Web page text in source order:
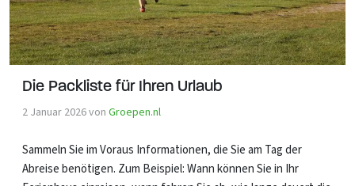
Die Packliste für Ihren Urlaub
2 Januar 2026von Groepen.nl
Sammeln Sie im Voraus Informationen, die Sie am Tag der
Abreise benötigen. Zum Beispiel: Wann können Sie in Ihr